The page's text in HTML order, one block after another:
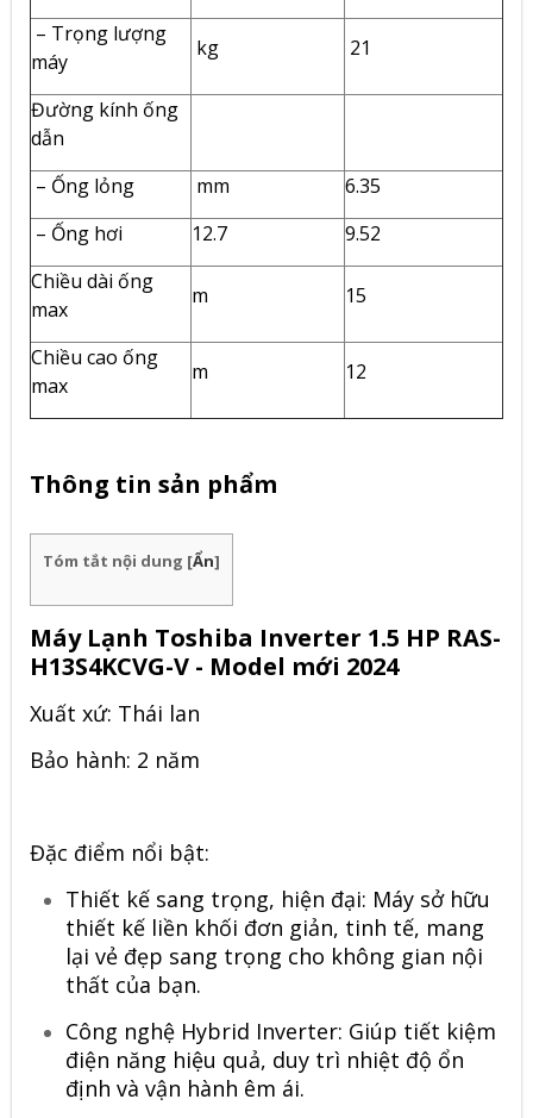
– Trọng lượng
máy
kg 21
Đường kính ống
dẫn
– Ống lỏng
mm
6.35
– Ống hơi
12.7
9.52
Chiều dài ống
max
m 15
Chiều cao ống
max
m 12
Thông tin sản phẩm
Tóm tắt nội dung [Ẩn]
Máy Lạnh Toshiba Inverter 1.5 HP RAS-
H13S4KCVG-V - Model mới 2024
Xuất xứ: Thái lan
Bảo hành: 2 năm
Đặc điểm nổi bật:
Thiết kế sang trọng, hiện đại: Máy sở hữu
thiết kế liền khối đơn giản, tinh tế, mang
lại vẻ đẹp sang trọng cho không gian nội
thất của bạn.
Công nghệ Hybrid Inverter: Giúp tiết kiệm
điện năng hiệu quả, duy trì nhiệt độ ổn
định và vận hành êm ái.